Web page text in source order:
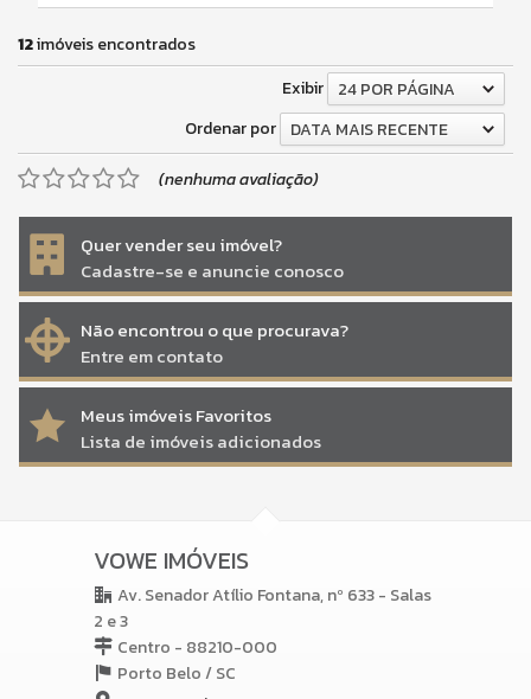
12imóveis encontrados
Exibir
24 POR PÁGINA
Ordenar por
DATA MAIS RECENTE
(nenhuma avaliação)
Quer vender seu imóvel?
Cadastre-se e anuncie conosco
Não encontrou o que procurava?
Entre em contato
Meus imóveis Favoritos
Lista de imóveis adicionados
VOWE IMÓVEIS
Av. Senador Atílio Fontana, nº 633 - Salas
2 e 3
Centro - 88210-000
Porto Belo /SC